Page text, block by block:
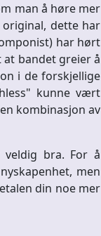
man å høre mer
dette har
har hørt
bandet greier å
i de forskjellige
kunne vært
kombinasjon av
bra. For å
men
din noe mer